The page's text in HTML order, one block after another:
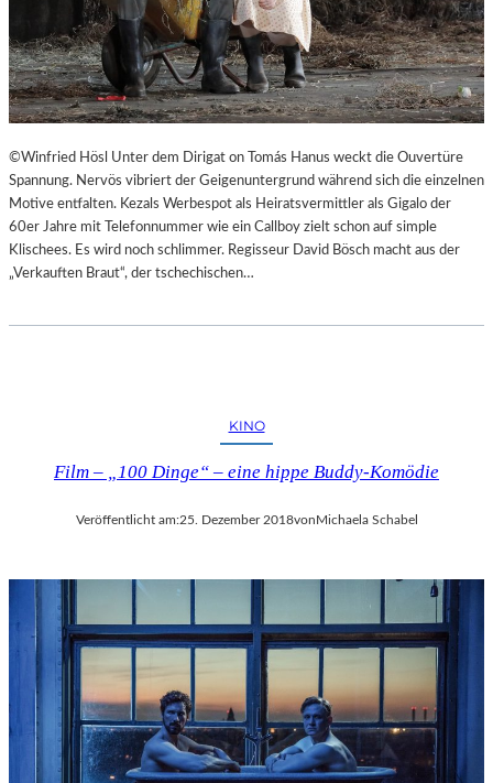
©Winfried Hösl Unter dem Dirigat on Tomás Hanus weckt die Ouvertüre
Spannung. Nervös vibriert der Geigenuntergrund während sich die einzelnen
Motive entfalten. Kezals Werbespot als Heiratsvermittler als Gigalo der
60er Jahre mit Telefonnummer wie ein Callboy zielt schon auf simple
Klischees. Es wird noch schlimmer. Regisseur David Bösch macht aus der
„Verkauften Braut“, der tschechischen…
KINO
Film – „100 Dinge“ – eine hippe Buddy-Komödie
Veröffentlicht am:25. Dezember 2018vonMichaela Schabel